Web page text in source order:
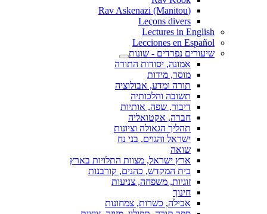
(Rav Askenazi (Manitou
Leçons divers
Lectures in English
Lecciones en Español
שיעורים נפרדים - שונות
אמונה, יסודות התורה
מוסר, מידות
תורה ומדע, אבולוציה
תשובה והלכותיה
דיבור, שפה, אותיות
חברה, אקטואליה
תהליך הגאולה וציונות
ישראל והגוים, בני נח
שואה
ארץ ישראל, מצוות התלויות בארץ
בית המקדש, כהנים, קורבנות
זוגיות, משפחה, צניעות
חינוך
אכילה, כשרות, צמחונות